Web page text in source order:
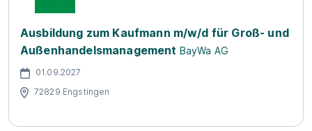
Ausbildung zum Kaufmann m/w/d für Groß- und
Außenhandelsmanagement BayWa AG
01.09.2027
72829 Engstingen